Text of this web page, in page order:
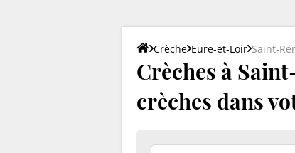
Crèche Eure-et-Loir Saint-
Crèches à
crèches dans